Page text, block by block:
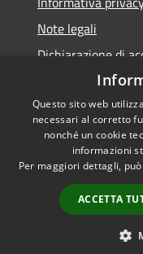
Note legali
Dichiarazione di
Accessibilità
Privacy
Mappa del sito
Questo sito web
necessari al corretto
nonché un cookie
informazioni
Per maggiori dettagli,
ACCETTA